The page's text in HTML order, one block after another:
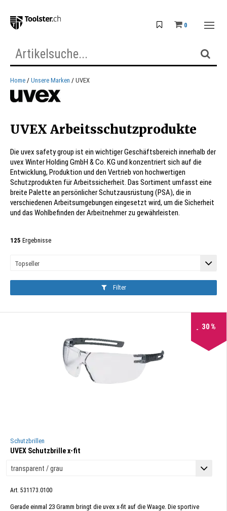
0
Home Unsere Marken UVEX
UVEX Arbeitsschutzprodukte
Die uvex safety group ist ein wichtiger Geschäftsbereich innerhalb der
uvex Winter Holding GmbH & Co. KG und konzentriert sich auf die
Entwicklung, Produktion und den Vertrieb von hochwertigen
Schutzprodukten für Arbeitssicherheit. Das Sortiment umfasst eine
breite Palette an persönlicher Schutzausrüstung (PSA), die in
verschiedenen Arbeitsumgebungen eingesetzt wird, um die Sicherheit
und das Wohlbefinden der Arbeitnehmer zu gewährleisten.
125 Ergebnisse
Filter
30%
Schutzbrillen
UVEX Schutzbrille x-fit
Art. 531173.0100
Gerade einmal 23 Gramm bringt die uvex x-fit auf die Waage. Die sportive